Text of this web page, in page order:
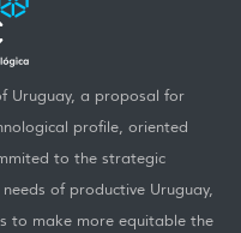
Uruguay, a proposal for
profile, oriented
to the strategic
of productive Uruguay,
to make more equitable the